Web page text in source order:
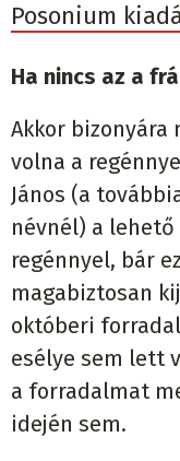
Posonium
Ha nincs az a
Akkor
volna a
János (a
névnél) a
regénnyel, bár
magabiztosan
októberi
esélye sem lett
a forradalmat
idején sem.